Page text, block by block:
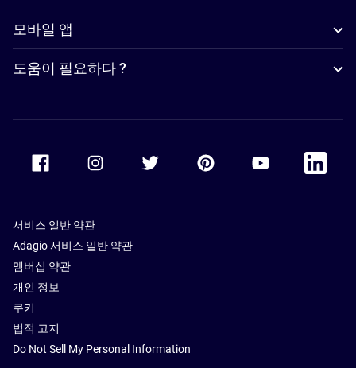
모바일 앱
도움이 필요하다 ?
Accor Facebook Accor TwitterAccor PinterestAccor Youtube
Accor
서비스 일반 약관
Adagio 서비스 일반 약관
멤버십 약관
개인 정보
쿠키
법적 고지
Do Not Sell My Personal Information